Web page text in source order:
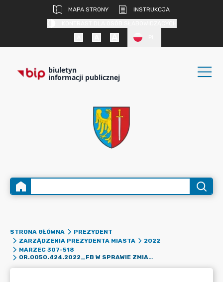
MAPA STRONY
INSTRUKCJA
biuletyn
informacji publicznej
STRONA GŁÓWNA
PREZYDENT
ZARZĄDZENIA PREZYDENTA MIASTA
2022
MARZEC 307-518
OR.0050.424.2022_FB W SPRAWIE ZMIAN W PLANIE FINANSOWYM DOCHODÓW I WYDATKÓW BUDŻETU MIASTA ŻORY NA 2022 R.